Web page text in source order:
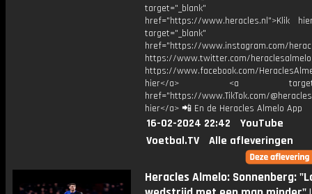
target="_blank"
href="https://www.heracles.nl">Klik
target="_blank"
href="https://www.instagram.com/
https://www.twitter.com/heraclesalmelo
https://www.facebook.com/
hier</a> <a
href="https://www.TikTok.com/
hier</a> 📲 En de Heracles Almelo App
16-02-2024 22:42
YouTube
Voetbal.TV
Alle afleveringen
Heracles Almelo: Sonnenberg: